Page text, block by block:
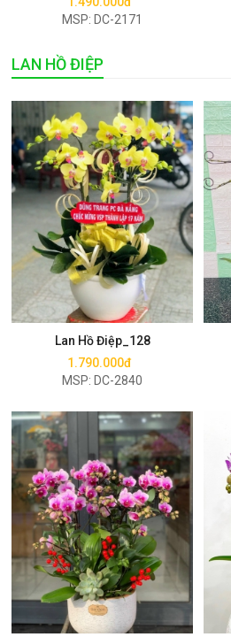
MSP: DC-2171
LAN HỒ ĐIỆP
Lan Hồ Điệp_128
1.790.000đ
MSP: DC-2840
Mua ngay
Mua ngay